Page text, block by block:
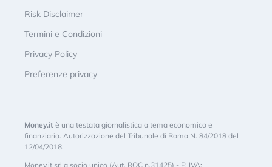
Risk Disclaimer
Termini e Condizioni
Privacy Policy
Preferenze privacy
Money.it è una testata giornalistica a tema economico e
finanziario. Autorizzazione del Tribunale di Roma N. 84/2018 del
12/04/2018.
Money.it srl a socio unico (Aut. ROC n.31425) - P. IVA: